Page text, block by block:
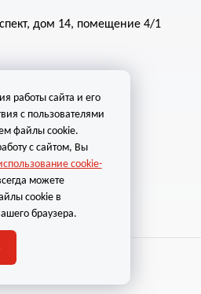
дом 14, помещение 4/1
работы сайта и его
с пользователями
файлы cookie.
с сайтом, Вы
cookie-
можете
cookie в
браузера.